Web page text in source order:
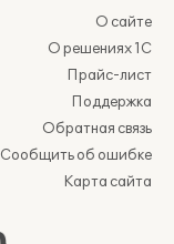
О сайте
О решениях 1С
Прайс-лист
Поддержка
Обратная связь
Сообщить об ошибке
Карта сайта